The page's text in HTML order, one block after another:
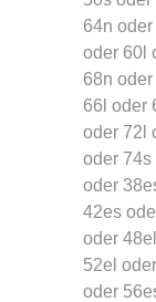
64n oder
oder 60l
68n oder
66l oder
oder 72l
oder 74s
oder
42es
oder 48el
52el oder
oder